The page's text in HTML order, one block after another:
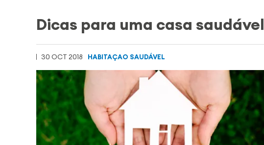
Dicas para uma casa saudável
30 OCT 2018 HABITAÇAO SAUDÁVEL